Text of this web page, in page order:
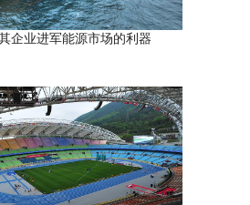
企业进军能源市场的利器